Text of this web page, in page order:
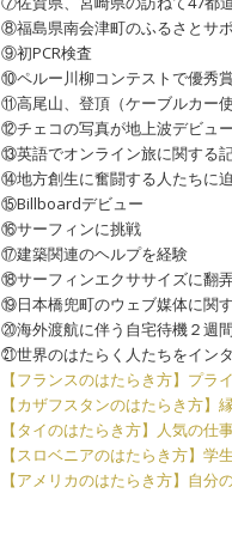
⑧福島県南会津町のふるさとサ
⑨初PCR検査
⑩ペルー川柳コンテストで優秀
⑪高尾山、登頂（ケーブルカー使
⑫チェコの写真が地上波デビュー
⑬英語でオンライン旅に関する
⑭地方創生に奮闘する人たちに
⑮Billboardデビュー
⑯サーフィンに挑戦
⑰建築関連のヘルプを経験
⑱サーフィンエクササイズに翻
⑲日本橋兜町のウェブ媒体に関
⑳海外渡航に伴う自宅待機２週
㉑世界のはたらく人たちをイン
【フランスのはたらき方】プ
【カザフスタンのはたらき方
【タイのはたらき方】人気の
【スロベニアのはたらき方】
【アメリカのはたらき方】自